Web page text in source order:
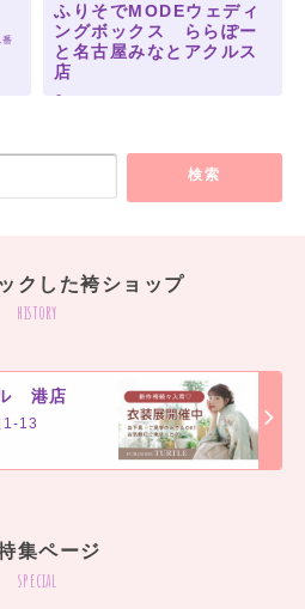
ふりそでMODEウェディ
ングボックス ららぽー
と名古屋みなとアクルス
店
検索
クした袴ショップ
history
港店
1-13
集ページ
special